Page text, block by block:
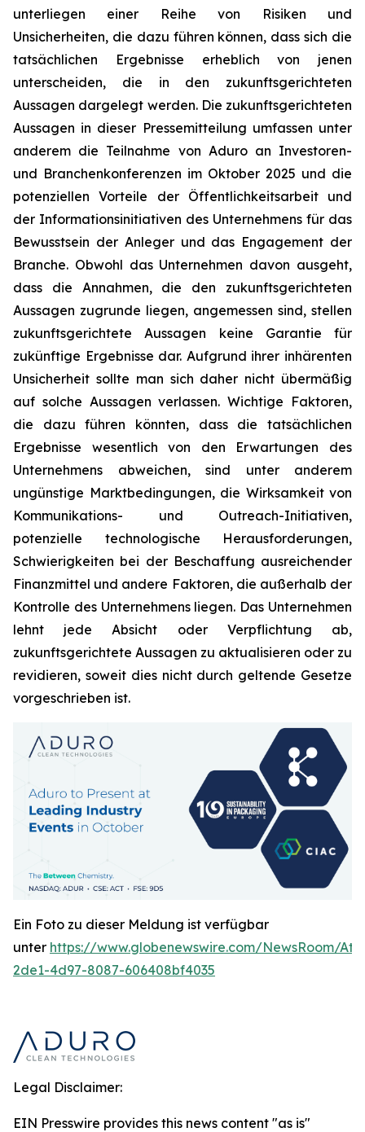
unterliegen einer Reihe von Risiken und
Unsicherheiten, die dazu führen können, dass sich die
tatsächlichen Ergebnisse erheblich von jenen
unterscheiden, die in den zukunftsgerichteten
Aussagen dargelegt werden. Die zukunftsgerichteten
Aussagen in dieser Pressemitteilung umfassen unter
anderem die Teilnahme von Aduro an Investoren-
und Branchenkonferenzen im Oktober 2025 und die
potenziellen Vorteile der Öffentlichkeitsarbeit und
der Informationsinitiativen des Unternehmens für das
Bewusstsein der Anleger und das Engagement der
Branche. Obwohl das Unternehmen davon ausgeht,
dass die Annahmen, die den zukunftsgerichteten
Aussagen zugrunde liegen, angemessen sind, stellen
zukunftsgerichtete Aussagen keine Garantie für
zukünftige Ergebnisse dar. Aufgrund ihrer inhärenten
Unsicherheit sollte man sich daher nicht übermäßig
auf solche Aussagen verlassen. Wichtige Faktoren,
die dazu führen könnten, dass die tatsächlichen
Ergebnisse wesentlich von den Erwartungen des
Unternehmens abweichen, sind unter anderem
ungünstige Marktbedingungen, die Wirksamkeit von
Kommunikations- und Outreach-Initiativen,
potenzielle technologische Herausforderungen,
Schwierigkeiten bei der Beschaffung ausreichender
Finanzmittel und andere Faktoren, die außerhalb der
Kontrolle des Unternehmens liegen. Das Unternehmen
lehnt jede Absicht oder Verpflichtung ab,
zukunftsgerichtete Aussagen zu aktualisieren oder zu
revidieren, soweit dies nicht durch geltende Gesetze
vorgeschrieben ist.
Ein Foto zu dieser Meldung ist verfügbar
unter https://www.globenewswire.com/NewsRoom/
2de1-4d97-8087-606408bf4035
Legal Disclaimer:
EIN Presswire provides this news content "as is"